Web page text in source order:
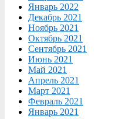
Январь 2022
Декабрь 2021
Ноябрь 2021
Октябрь 2021
Сентябрь 2021
Июнь 2021
Май 2021
Апрель 2021
Март 2021
Февраль 2021
Январь 2021